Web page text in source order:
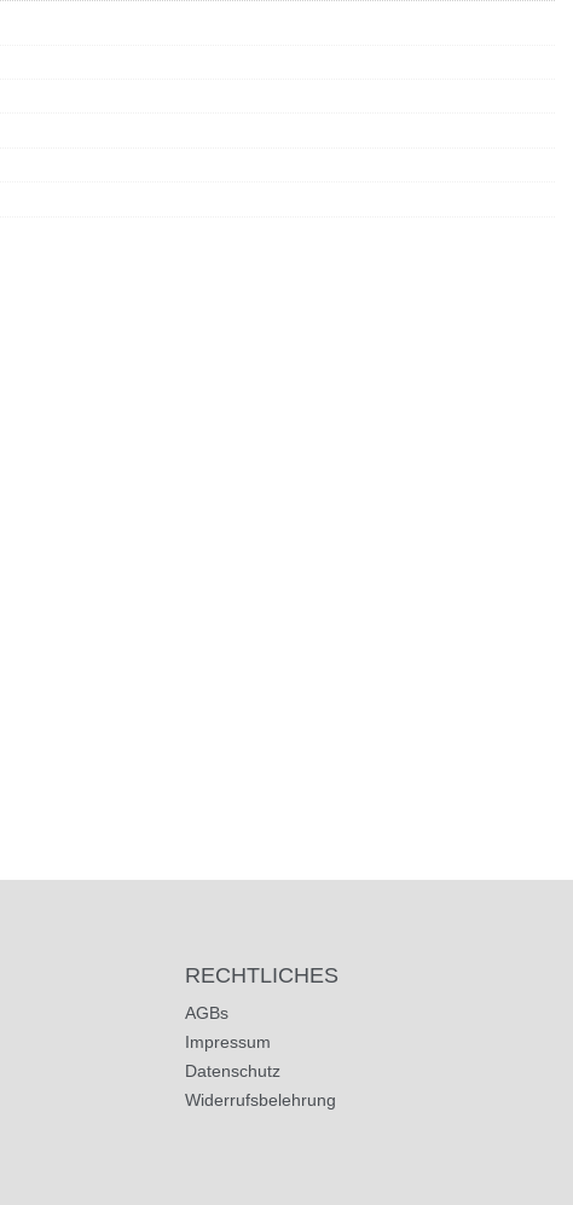
RECHTLICHES
AGBs
Impressum
Datenschutz
Widerrufsbelehrung